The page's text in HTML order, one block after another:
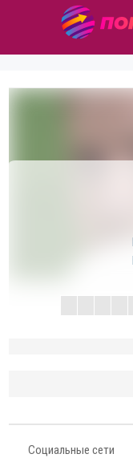
Социальные сети